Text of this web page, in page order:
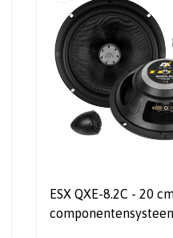
ESX QXE-8.2C - 20